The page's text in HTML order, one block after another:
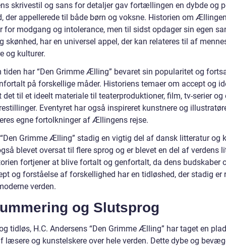
skrivestil og sans for detaljer gav fortællingen en dybde og
der appellerede til både børn og voksne. Historien om
for modgang og intolerance, men til sidst opdager sin egen
skønhed, har en universel appel, der kan relateres til af
og kulturer.
tiden har “Den Grimme Ælling” bevaret sin popularitet og
på forskellige måder. Historiens temaer om accept og
det til et ideelt materiale til teaterproduktioner, film, tv-serier og
Eventyret har også inspireret kunstnere og
egne fortolkninger af Ællingens rejse.
Grimme Ælling” stadig en vigtig del af dansk litteratur og
blevet oversat til flere sprog og er blevet en del af verdens
fortjener at blive fortalt og genfortalt, da dens budskaber
og forståelse af forskellighed har en tidløshed, der stadig er
verden.
og Slutsprog
tidløs, H.C. Andersens “Den Grimme Ælling” har taget en
læsere og kunstelskere over hele verden. Dette dybe og